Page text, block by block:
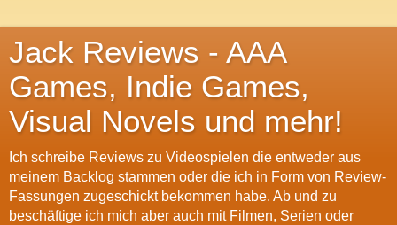
Jack Reviews - AAA
Games, Indie Games,
Visual Novels und mehr!
Ich schreibe Reviews zu Videospielen die entweder aus
meinem Backlog stammen oder die ich in Form von Review-
Fassungen zugeschickt bekommen habe. Ab und zu
beschäftige ich mich aber auch mit Filmen, Serien oder